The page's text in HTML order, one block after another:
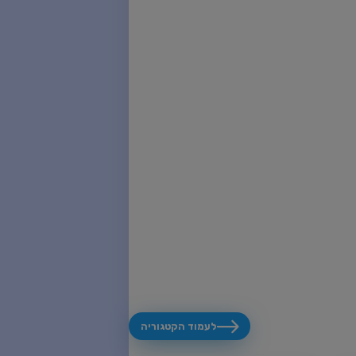
לעמוד הקטגוריה